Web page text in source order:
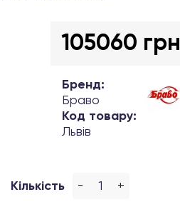
105060 грн
Бренд:
Браво
Код товару:
Львів
Кількість - +